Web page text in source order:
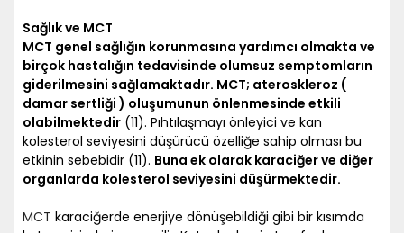
Sağlık ve MCT
MCT genel sağlığın korunmasına yardımcı olmakta ve
birçok hastalığın tedavisinde olumsuz semptomların
giderilmesini sağlamaktadır. MCT; ateroskleroz (
damar sertliği ) oluşumunun önlenmesinde etkili
olabilmektedir (11). Pıhtılaşmayı önleyici ve kan
kolesterol seviyesini düşürücü özelliğe sahip olması bu
etkinin sebebidir (11). Buna ek olarak karaciğer ve diğer
organlarda kolesterol seviyesini düşürmektedir.
MCT karaciğerde enerjiye dönüşebildiği gibi bir kısımda